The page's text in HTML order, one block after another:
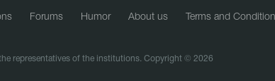
Forums Humor About us Terms and
representatives of the institutions. Copyright © 2026